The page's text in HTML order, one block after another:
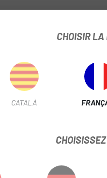
CHOISIR
CATALÀ